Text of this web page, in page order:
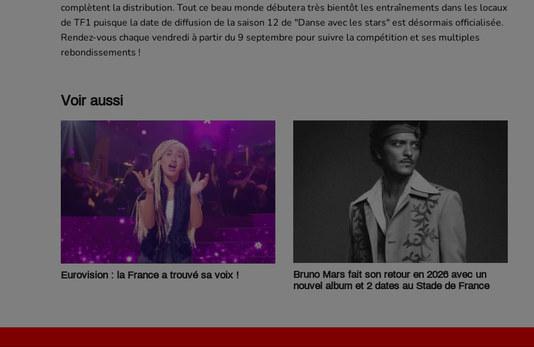
complètent la distribution. Tout ce beau monde débutera très bientôt les entraînements dans les locaux
de TF1 puisque la date de diffusion de la saison 12 de "Danse avec les stars" est désormais officialisée.
Rendez-vous chaque vendredi à partir du 9 septembre pour suivre la compétition et ses multiples
rebondissements !
Voir aussi
Eurovision : la France a trouvé sa voix !
Bruno Mars fait son retour en 2026 avec un
nouvel album et 2 dates au Stade de France